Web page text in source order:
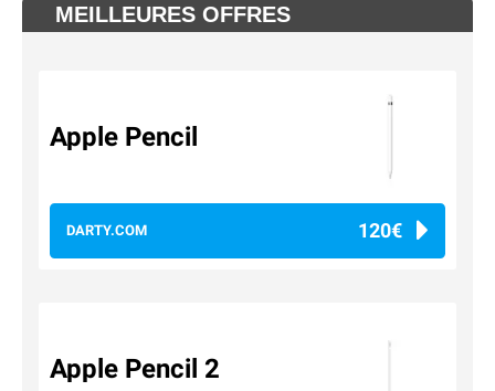
MEILLEURES OFFRES
Apple Pencil
DARTY.COM 120€
Apple Pencil 2